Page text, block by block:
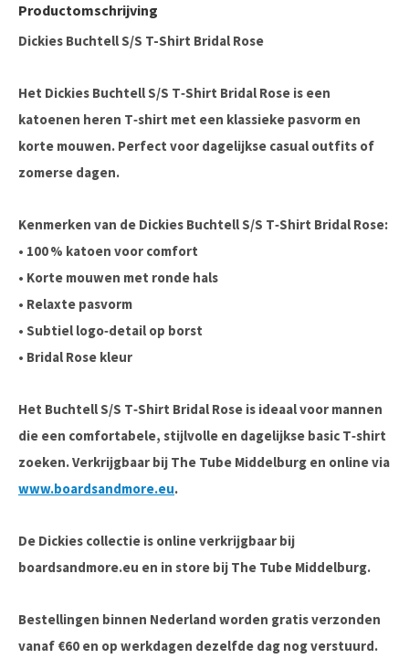
Productomschrijving
Dickies Buchtell S/S T-Shirt Bridal Rose
Het Dickies Buchtell S/S T‑Shirt Bridal Rose is een
katoenen heren T‑shirt met een klassieke pasvorm en
korte mouwen. Perfect voor dagelijkse casual outfits of
zomerse dagen.
Kenmerken van de Dickies Buchtell S/S T‑Shirt Bridal Rose:
• 100 % katoen voor comfort
• Korte mouwen met ronde hals
• Relaxte pasvorm
• Subtiel logo‑detail op borst
• Bridal Rose kleur
Het Buchtell S/S T‑Shirt Bridal Rose is ideaal voor mannen
die een comfortabele, stijlvolle en dagelijkse basic T‑shirt
zoeken. Verkrijgbaar bij The Tube Middelburg en online via
www.boardsandmore.eu.
De Dickies collectie is online verkrijgbaar bij
boardsandmore.eu en in store bij The Tube Middelburg.
Bestellingen binnen Nederland worden gratis verzonden
vanaf €60 en op werkdagen dezelfde dag nog verstuurd.